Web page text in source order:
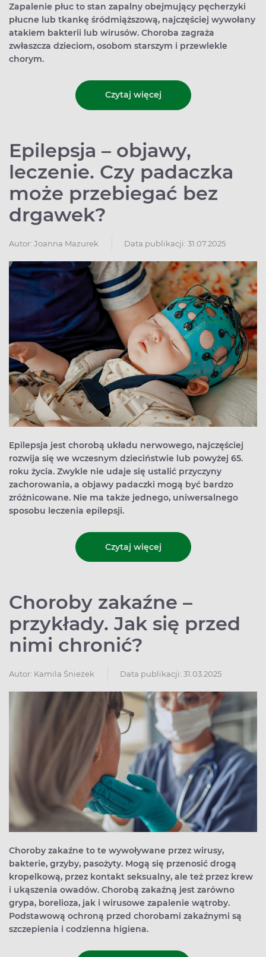
Zapalenie płuc to stan zapalny obejmujący pęcherzyki
płucne lub tkankę śródmiąższową, najczęściej wywołany
atakiem bakterii lub wirusów. Choroba zagraża
zwłaszcza dzieciom, osobom starszym i przewlekle
chorym.
Czytaj więcej
Epilepsja – objawy,
leczenie. Czy padaczka
może przebiegać bez
drgawek?
Autor: Joanna Mazurek Data publikacji: 31.07.2025
Epilepsja jest chorobą układu nerwowego, najczęściej
rozwija się we wczesnym dzieciństwie lub powyżej 65.
roku życia. Zwykle nie udaje się ustalić przyczyny
zachorowania, a objawy padaczki mogą być bardzo
zróżnicowane. Nie ma także jednego, uniwersalnego
sposobu leczenia epilepsji.
Czytaj więcej
Choroby zakaźne –
przykłady. Jak się przed
nimi chronić?
Autor: Kamila Śnieżek Data publikacji: 31.03.2025
Choroby zakaźne to te wywoływane przez wirusy,
bakterie, grzyby, pasożyty. Mogą się przenosić drogą
kropelkową, przez kontakt seksualny, ale też przez krew
i ukąszenia owadów. Chorobą zakaźną jest zarówno
grypa, borelioza, jak i wirusowe zapalenie wątroby.
Podstawową ochroną przed chorobami zakaźnymi są
szczepienia i codzienna higiena.